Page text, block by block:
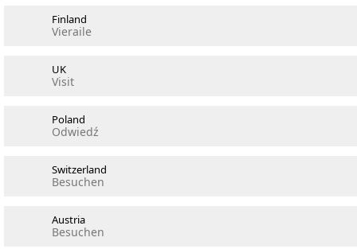
Finland
Vieraile
UK
Visit
Poland
Odwiedź
Switzerland
Besuchen
Austria
Besuchen